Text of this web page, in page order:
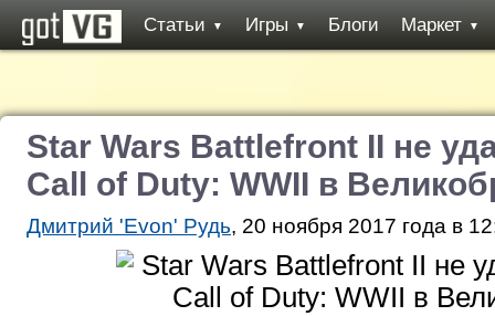
Статьи ▼ Игры ▼ Блоги Маркет ▼
Star Wars Battlefront II не
Call of Duty: WWII в
Дмитрий 'Evon' Рудь, 20 ноября 2017 года в